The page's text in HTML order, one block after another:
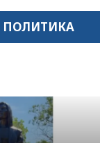
ПОЛИТИКА